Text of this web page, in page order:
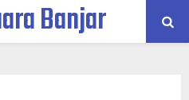
Banjar